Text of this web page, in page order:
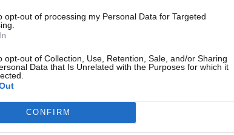
opt-out of processing my Personal Data for Targeted
opt-out of Collection, Use, Retention, Sale, and/or Sharing
Data that Is Unrelated with the Purposes for which it
CONFIRM